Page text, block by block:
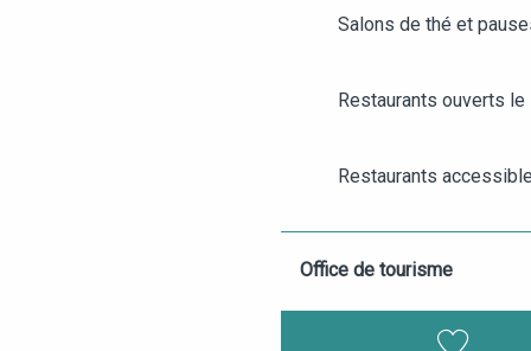
ANGERS CITY PASS
BILLETTERIE
Salons de thé et
Restaurants ouverts le
Restaurants
Office de tourisme